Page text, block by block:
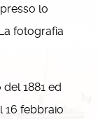
lo
fotografia
1881 ed
16 febbraio